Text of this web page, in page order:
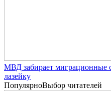
МВД забирает миграционные
лазейку
ПопулярноВыбор читателей